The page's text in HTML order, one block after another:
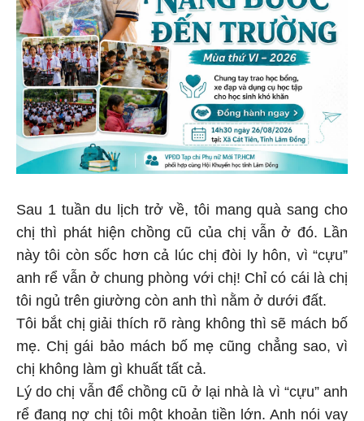
Sau 1 tuần du lịch trở về, tôi mang quà sang cho
chị thì phát hiện chồng cũ của chị vẫn ở đó. Lần
này tôi còn sốc hơn cả lúc chị đòi ly hôn, vì “cựu”
anh rể vẫn ở chung phòng với chị! Chỉ có cái là chị
tôi ngủ trên giường còn anh thì nằm ở dưới đất.
Tôi bắt chị giải thích rõ ràng không thì sẽ mách bố
mẹ. Chị gái bảo mách bố mẹ cũng chẳng sao, vì
chị không làm gì khuất tất cả.
Lý do chị vẫn để chồng cũ ở lại nhà là vì “cựu” anh
rể đang nợ chị tôi một khoản tiền lớn. Anh nói vay